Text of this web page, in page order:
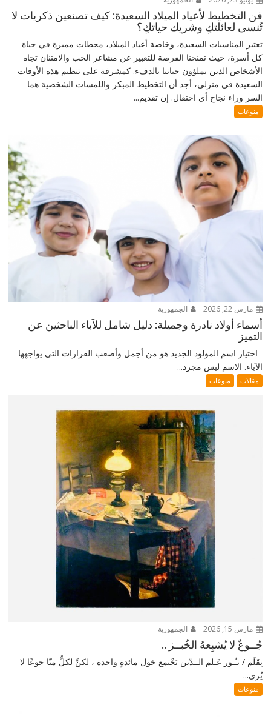
فن التخطيط لأعياد الميلاد السعيدة: كيف تصنعين ذكريات لا
تُنسى لعائلتكِ وشريك حياتكِ؟
تعتبر المناسبات السعيدة، وخاصة أعياد الميلاد، محطات مميزة في حياة
كل أسرة، حيث تمنحنا الفرصة للتعبير عن مشاعر الحب والامتنان تجاه
الأشخاص الذين يملؤون حياتنا بالدفء. كمشرفة على تنظيم هذه الأوقات
السعيدة في منزلي، أجد أن التخطيط المبكر واللمسات الشخصية هما
السر وراء نجاح أي احتفال. إن تقديم...
منوعات
مارس 22, 2026 الجمهورية
أسماء أولاد نادرة وجميلة: دليل شامل للآباء الباحثين عن
التميز
اختيار اسم المولود الجديد هو من أجمل وأصعب القرارات التي يواجهها
الآباء. الاسم ليس مجرد...
مقالات منوعات
مارس 15, 2026 الجمهورية
جُــوعٌ لا يُشبِعهُ الخُبــز ..
بِقَلَم / نـُـور عَـلم الــدّين نَجْتمع حَول مائدةٍ واحدة ، لكنَّ لكلٍّ منّا جوعًا لا
يُرى...
منوعات